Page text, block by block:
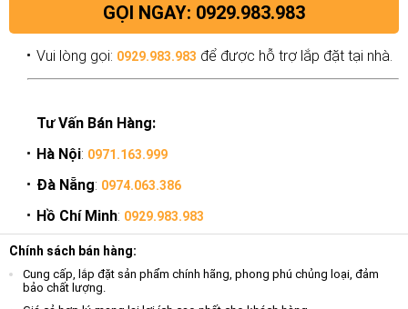
GỌI NGAY: 0929.983.983
Vui lòng gọi: 0929.983.983 để được hỗ trợ lắp đặt tại nhà.
Tư Vấn Bán Hàng:
Hà Nội: 0971.163.999
Đà Nẵng: 0974.063.386
Hồ Chí Minh: 0929.983.983
Chính sách bán hàng:
Cung cấp, lắp đặt sản phẩm chính hãng, phong phú chủng loại, đảm
bảo chất lượng.